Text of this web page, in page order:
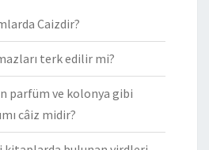
Caizdir?
terk edilir mi?
parfüm ve kolonya gibi
câiz midir?